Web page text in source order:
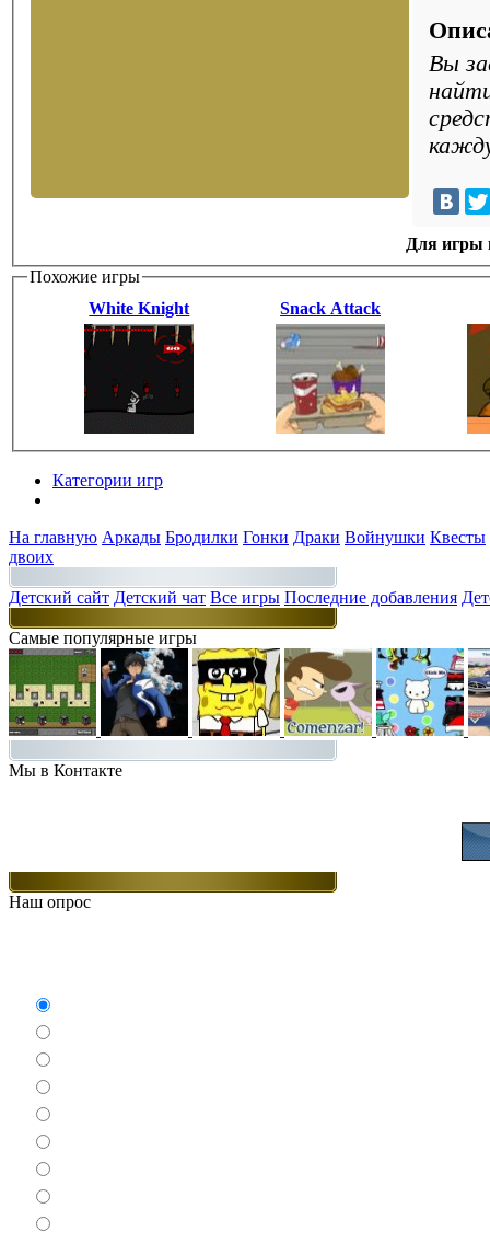
Вы
Для игры
Похожие игры
White Knight
Snack Attack
Категории игр
На главную Аркады Бродилки Гонки Драки Войнушки Квесты
двоих
Детский сайт Детский чат Все игры Последние добавления
Самые популярные игры
Мы в Контакте
Наш опрос